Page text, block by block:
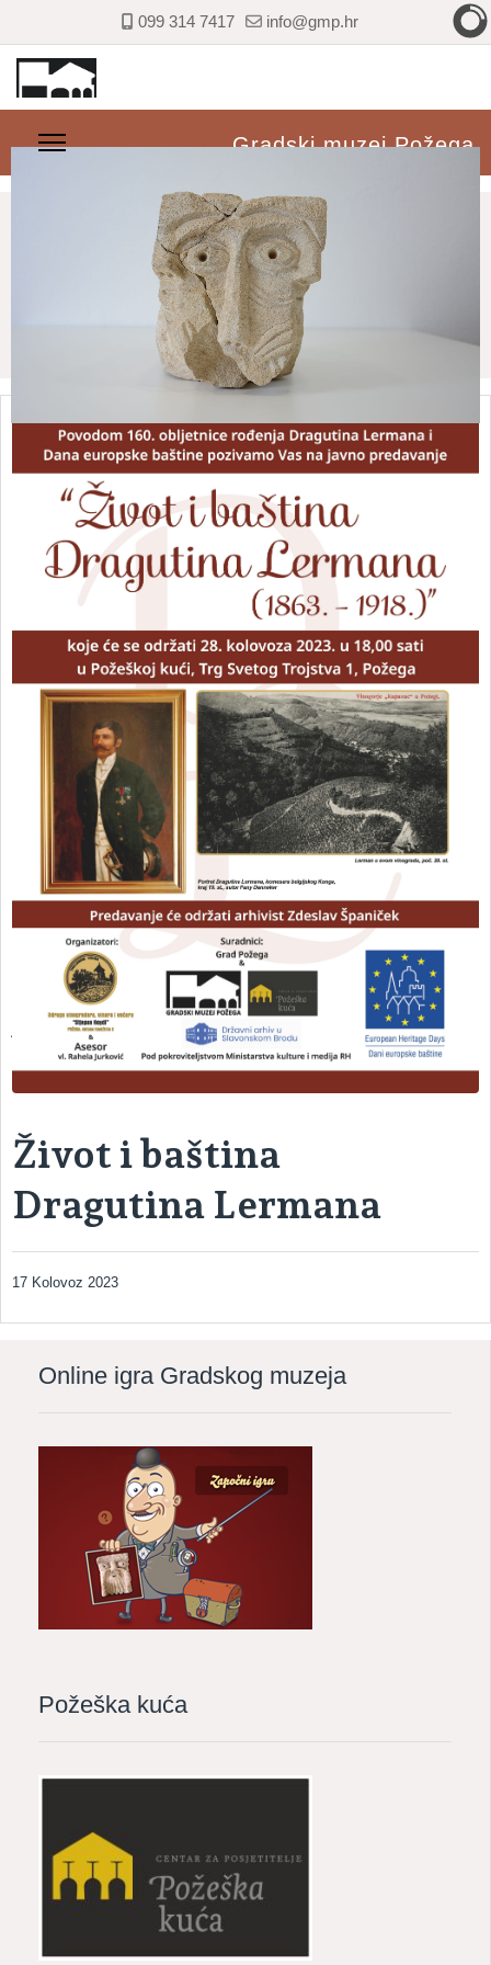
099 314 7417 info@gmp.hr
Gradski muzej Požega
ARHEOLOŠKI ODJEL – odjel s kojim započinje povijest muzeja
Život i baština
Dragutina Lermana
17 Kolovoz 2023
Online igra Gradskog muzeja
Požeška kuća